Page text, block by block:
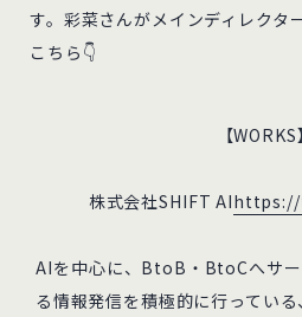
す。彩菜さんがメインディレクタ
こちら👇
【WORKS】
株式会社SHIFT AIhttps://
AIを中心に、BtoB・BtoCへサ
る情報発信を積極的に行ってい